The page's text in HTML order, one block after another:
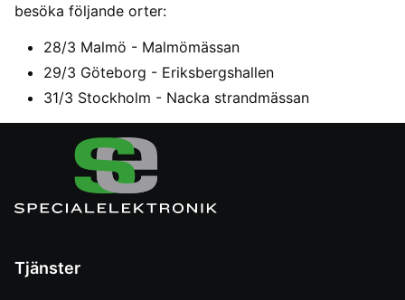
besöka följande orter:
28/3 Malmö - Malmömässan
29/3 Göteborg - Eriksbergshallen
31/3 Stockholm - Nacka strandmässan
Tjänster